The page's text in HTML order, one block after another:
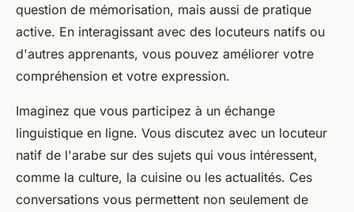
question de mémorisation, mais aussi de pratique
active. En interagissant avec des locuteurs natifs ou
d'autres apprenants, vous pouvez améliorer votre
compréhension et votre expression.
Imaginez que vous participez à un échange
linguistique en ligne. Vous discutez avec un locuteur
natif de l'arabe sur des sujets qui vous intéressent,
comme la culture, la cuisine ou les actualités. Ces
conversations vous permettent non seulement de